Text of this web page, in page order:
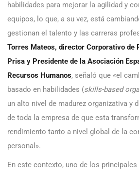
habilidades para mejorar la agilidad y
equipos, lo que, a su vez, está
gestionan el talento y las carreras
Torres Mateos, director Corporativo de
Prisa y Presidente de la Asociación
Recursos Humanos, señaló que «el
basado en habilidades (skills-based
un alto nivel de madurez organizativa y
de toda la empresa de que esta
rendimiento tanto a nivel global de la
personal».
En este contexto, uno de los